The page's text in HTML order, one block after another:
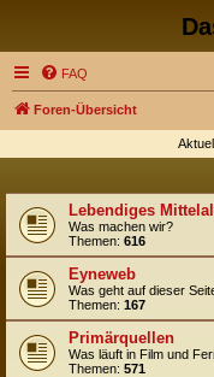
FAQ
Foren-Übersicht
Lebendiges
Was machen wir?
Themen: 616
Eyneweb
Was geht auf dieser
Themen: 167
Primärquellen
Was läuft in Film und
Themen: 571